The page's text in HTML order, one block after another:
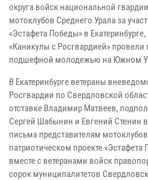
округа войск национальной
мотоклубов Среднего Урала за
«Эстафета Победы» в
«Каникулы с Росгвардией» провели
подшефной молодежью на Южном
В Екатеринбурге ветераны
Росгвардии по Свердловской
отставке Владимир Матвеев,
Сергей Шабынин и Евгений Стенин
письма представителям
патриотическом проекте
вместе с ветеранами войск
сорок муниципалитетов